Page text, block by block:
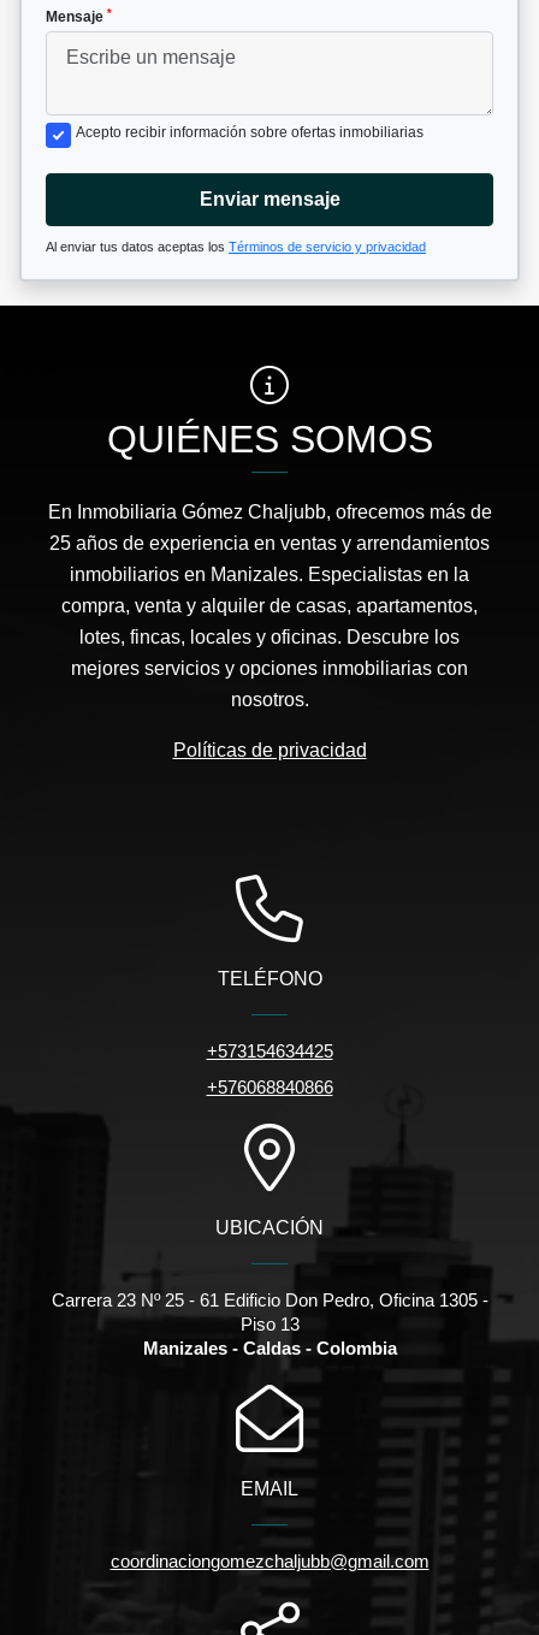
Mensaje *
Acepto recibir información sobre ofertas inmobiliarias
Enviar mensaje
Al enviar tus datos aceptas los Términos de servicio y privacidad
QUIÉNES SOMOS
En Inmobiliaria Gómez Chaljubb, ofrecemos más de
25 años de experiencia en ventas y arrendamientos
inmobiliarios en Manizales. Especialistas en la
compra, venta y alquiler de casas, apartamentos,
lotes, fincas, locales y oficinas. Descubre los
mejores servicios y opciones inmobiliarias con
nosotros.
Políticas de privacidad
TELÉFONO
+573154634425
+576068840866
UBICACIÓN
Carrera 23 Nº 25 - 61 Edificio Don Pedro, Oficina 1305 -
Piso 13
Manizales - Caldas - Colombia
EMAIL
coordinaciongomezchaljubb@gmail.com